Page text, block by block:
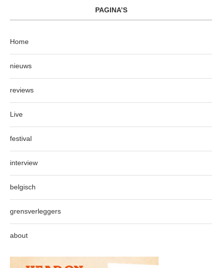
PAGINA’S
Home
nieuws
reviews
Live
festival
interview
belgisch
grensverleggers
about